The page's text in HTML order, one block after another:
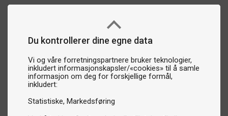
Du kontrollerer dine egne data
Vi og våre forretningspartnere bruker teknologier,
inkludert informasjonskapsler/«cookies» til å samle
informasjon om deg for forskjellige formål,
inkludert:
Statistiske Markedsføring